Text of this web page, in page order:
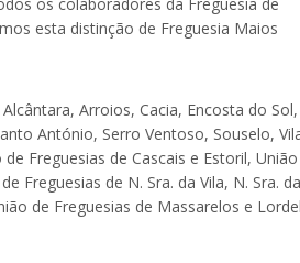
esta distinção de Freguesia Maios
Arroios, Cacia, Encosta do Sol,
António, Serro Ventoso, Souselo,
Freguesias de Cascais e Estoril,
Freguesias de N. Sra. da Vila, N. Sra. da
de Freguesias de Massarelos e